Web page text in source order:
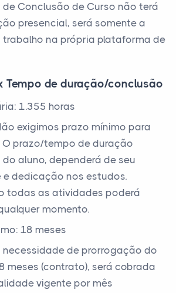
de Conclusão de Curso não terá
presencial, será somente a
trabalho na própria plataforma de
Tempo de duração/conclusão
1.355 horas
exigimos prazo mínimo para
O prazo/tempo de duração
aluno, dependerá de seu
e dedicação nos estudos.
todas as atividades poderá
momento.
18 meses
necessidade de prorrogação do
meses (contrato), será cobrada
vigente por mês